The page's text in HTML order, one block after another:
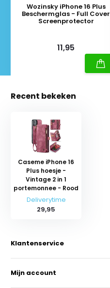
Wozinsky iPhone 16 Plus
Beschermglas - Full Cover
Screenprotector
11,95
Recent bekeken
Caseme iPhone 16
Plus hoesje -
Vintage 2 in 1
portemonnee - Rood
Deliverytime
29,95
Klantenservice
Mijn account